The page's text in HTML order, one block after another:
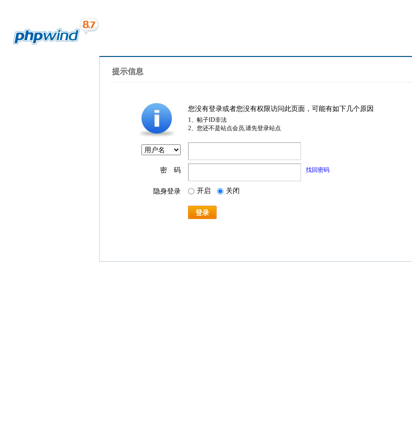
提示信息
您没有登录或者您没有权限访问此页面，可能有如下几个原因
1、帖子ID非法
2、您还不是站点会员,请先登录站点
密 码 找回密码
隐身登录 开启 关闭
登录